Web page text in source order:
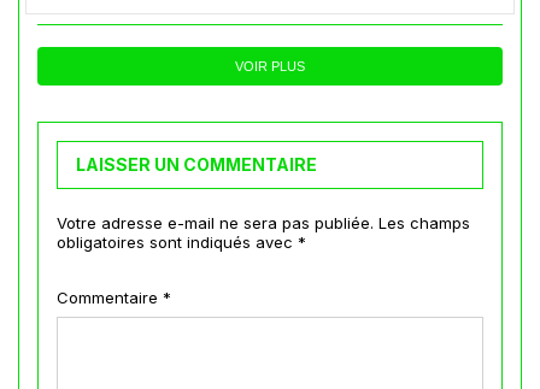
VOIR PLUS
LAISSER UN COMMENTAIRE
Votre adresse e-mail ne sera pas publiée. Les champs
obligatoires sont indiqués avec *
Commentaire *